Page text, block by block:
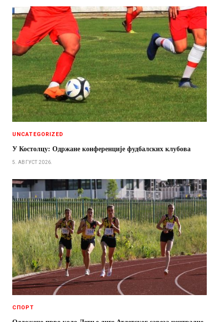
UNCATEGORIZED
У Костолцу: Одржане конференције фудбалских клубова
5. АВГУСТ 2026.
СПОРТ